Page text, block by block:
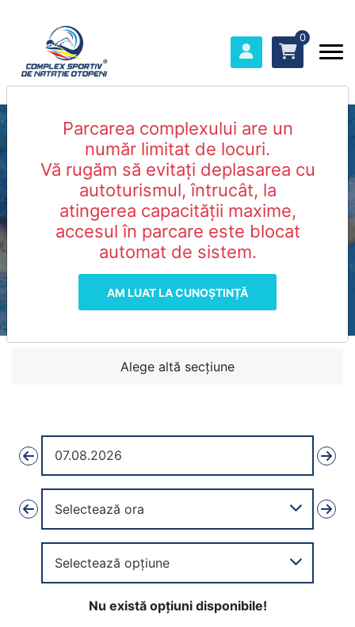
0
Booking Sală
Antrenament
Sărituri
Pagina Principală Sală Antrenament Sărituri
Alege altă secțiune
Nu există opțiuni disponibile!
Parcarea complexului are un
număr limitat de locuri.
Vă rugăm să evitați deplasarea cu
autoturismul, întrucât, la
atingerea capacității maxime,
accesul în parcare este blocat
automat de sistem.
AM LUAT LA CUNOȘTINȚĂ